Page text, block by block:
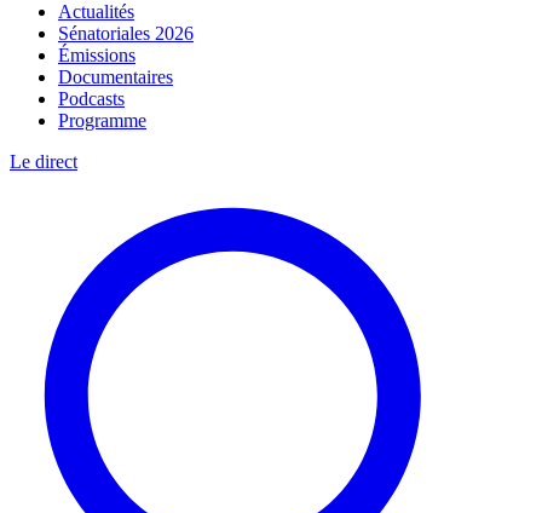
Actualités
Sénatoriales 2026
Émissions
Documentaires
Podcasts
Programme
Le direct